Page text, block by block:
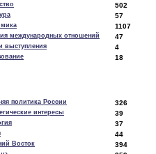
502
57
1107
международных отношений 47
выступления 4
18
политика России 326
интересы 39
37
44
Восток 394